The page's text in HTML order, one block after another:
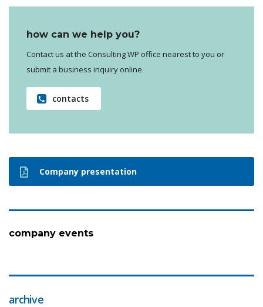
how can we help you?
Contact us at the Consulting WP office nearest to you or
submit a business inquiry online.
contacts
Company presentation
company events
archive